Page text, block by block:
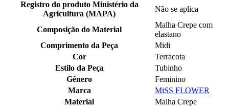
Registro do produto Ministério da
Agricultura (MAPA)
Não se aplica
Composição do Material
Malha Crepe com
elastano
Comprimento da Peça
Midi
Cor
Terracota
Estilo da Peça
Tubinho
Gênero
Feminino
Marca
MiSS FLOWER
Material
Malha Crepe